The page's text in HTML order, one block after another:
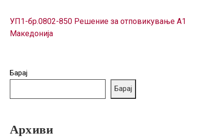
АНАЛИЗА
ГРИЖА
ЈАВНИ
УП1-бр.0802-850 Решение за отповикување А1
Македонија
Барај
Барај
Архиви